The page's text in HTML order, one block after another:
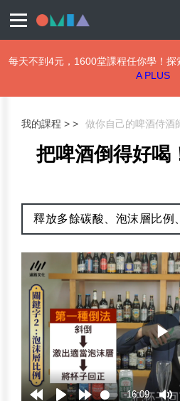
每天不到4元，1600堂課程任你學！探
A PLUS
我的課程 > 做你自己的啤酒侍酒
把啤酒倒得好喝
釋放多餘碳酸、泡沫層比例
-16:09